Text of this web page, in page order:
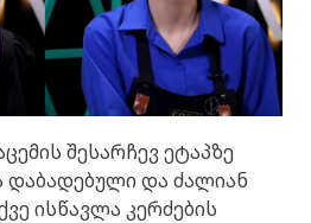
შესარჩევ ეტაპზე
დაბადებული და ძალიან
ისწავლა კერძების